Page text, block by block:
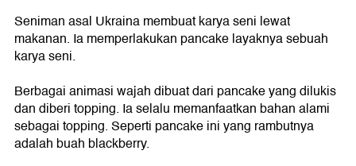
Seniman asal Ukraina membuat karya seni lewat
makanan. Ia memperlakukan pancake layaknya sebuah
karya seni.
Berbagai animasi wajah dibuat dari pancake yang dilukis
dan diberi topping. Ia selalu memanfaatkan bahan alami
sebagai topping. Seperti pancake ini yang rambutnya
adalah buah blackberry.